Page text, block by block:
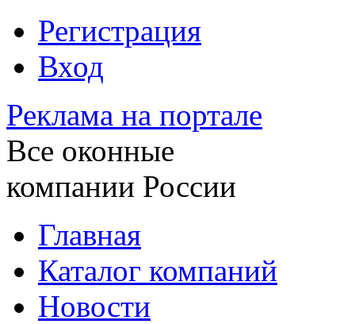
Регистрация
Вход
Реклама на портале
Все оконные
компании России
Главная
Каталог компаний
Новости